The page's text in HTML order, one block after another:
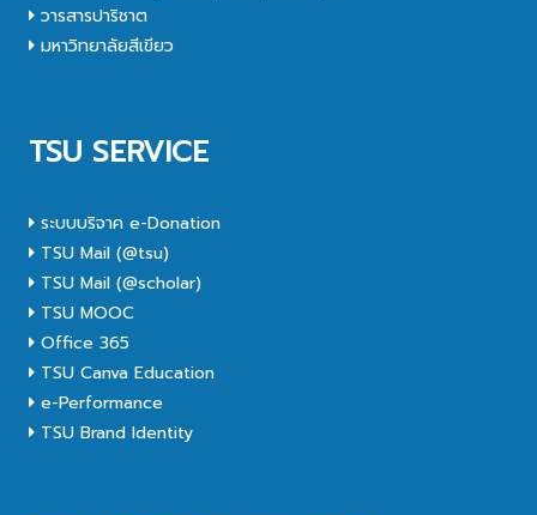
วารสารปาริชาต
มหาวิทยาลัยสีเขียว
TSU SERVICE
ระบบบริจาค e-Donation
TSU Mail (@tsu)
TSU Mail (@scholar)
TSU MOOC
Office 365
TSU Canva Education
e-Performance
TSU Brand Identity